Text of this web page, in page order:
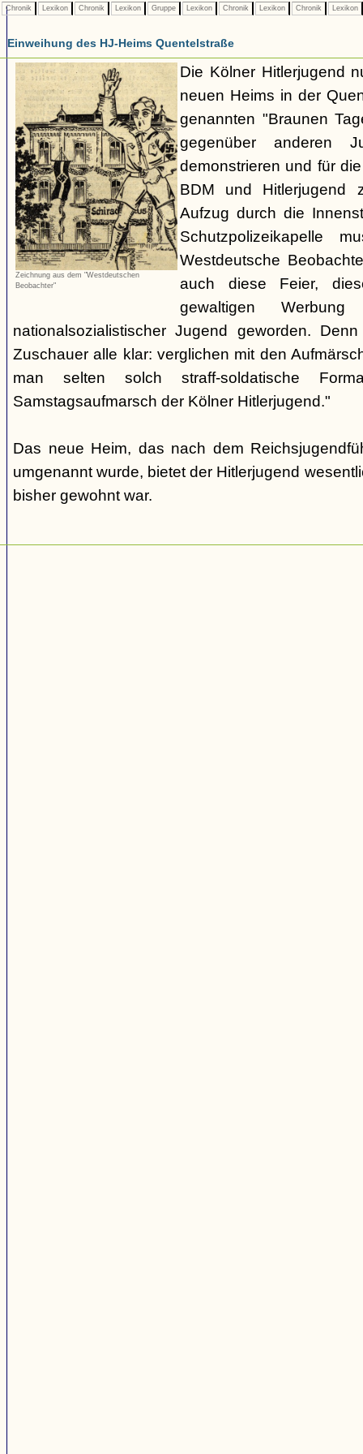
Chronik Lexikon Chronik Lexikon Gruppe Lexikon Chronik Lexikon Chronik Lexikon
Einweihung des HJ-Heims Quentelstraße
Zeichnung aus dem "Westdeutschen
Beobachter"
Die Kölner Hitlerjugend
neuen Heims in der
genannten "Braunen
gegenüber anderen
demonstrieren und für
BDM und Hitlerjugend
Aufzug durch die
Schutzpolizeikapelle
Westdeutsche
auch diese Feier,
gewaltigen
nationalsozialistischer Jugend geworden.
Zuschauer alle klar: verglichen mit den
man selten solch straff-soldatische
Samstagsaufmarsch der Kölner Hitlerjugend."
Das neue Heim, das nach dem
umgenannt wurde, bietet der Hitlerjugend
bisher gewohnt war.